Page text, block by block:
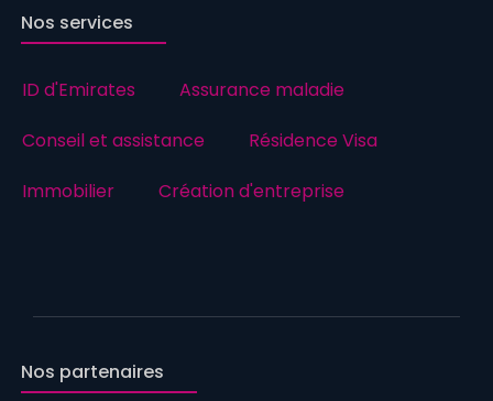
Nos services
ID d'Emirates
Assurance maladie
Conseil et assistance
Résidence Visa
Immobilier
Création d'entreprise
Nos partenaires